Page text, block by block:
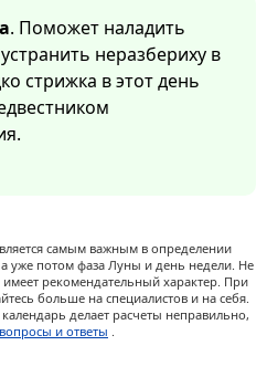
. Поможет наладить
неразбериху в
стрижка в этот день
самым важным в определении
уже потом фаза Луны и день недели. Не
рекомендательный характер. При
больше на специалистов и на себя.
делает расчеты неправильно,
вопросы и ответы .